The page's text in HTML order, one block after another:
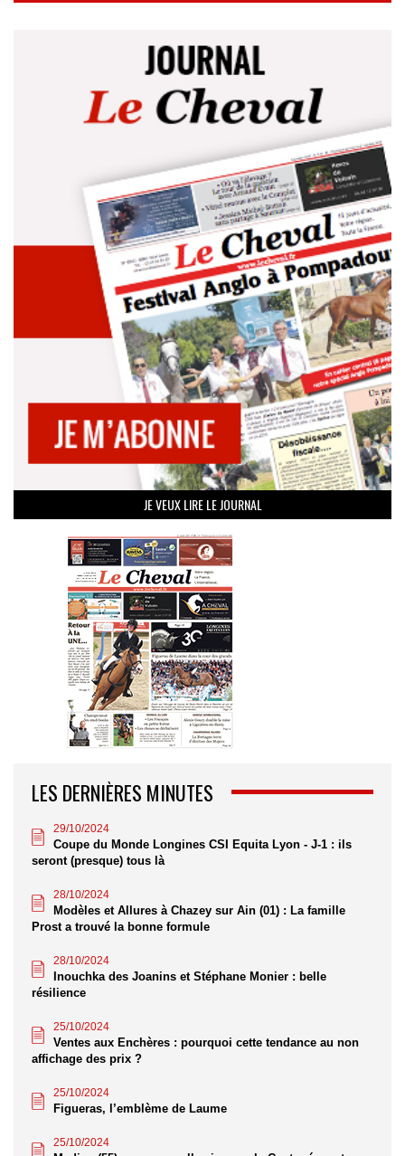
JE VEUX LIRE LE JOURNAL
LES DERNIÈRES MINUTES
29/10/2024
Coupe du Monde Longines CSI Equita Lyon - J-1 : ils
seront (presque) tous là
28/10/2024
Modèles et Allures à Chazey sur Ain (01) : La famille
Prost a trouvé la bonne formule
28/10/2024
Inouchka des Joanins et Stéphane Monier : belle
résilience
25/10/2024
Ventes aux Enchères : pourquoi cette tendance au non
affichage des prix ?
25/10/2024
Figueras, l’emblème de Laume
25/10/2024